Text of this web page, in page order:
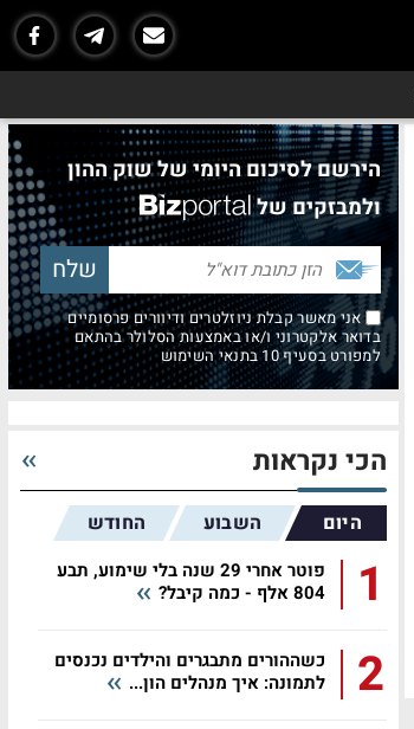
הירשם לסיכום היומי של שוק ההון
ולמבזקים של
אני מאשר קבלת ניוזלטרים ודיוורים פרסומיים
בדואר אלקטרוני ו/או באמצעות הסלולר בהתאם
למפורט בסעיף 10 בתנאי השימוש
הכי נקראות
היום השבוע החודש
1
פוטר אחרי 29 שנה בלי שימוע, תבע
804 אלף - כמה קיבל?
2
כשההורים מתבגרים והילדים נכנסים
לתמונה: איך מנהלים הון...